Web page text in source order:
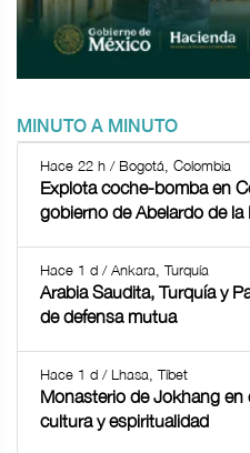
MINUTO A MINUTO
Hace 22 h / Bogotá, Colombia
Explota coche-bomba en
gobierno de Abelardo de la
Hace 1 d / Ankara, Turquía
Arabia Saudita, Turquía y
de defensa mutua
Hace 1 d / Lhasa, Tíbet
Monasterio de Jokhang en
cultura y espiritualidad